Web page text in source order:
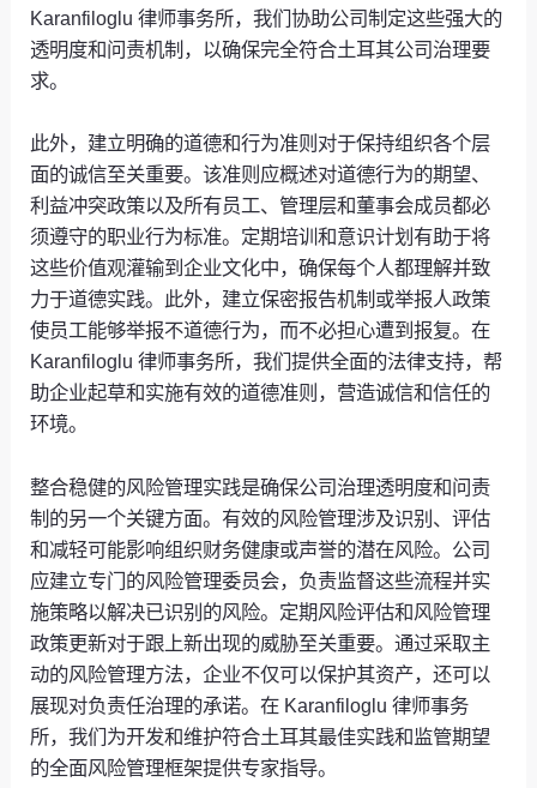
Karanfiloglu 律师事务所，我们协助公司制定这些强大的
透明度和问责机制，以确保完全符合土耳其公司治理要
求。
此外，建立明确的道德和行为准则对于保持组织各个层
面的诚信至关重要。该准则应概述对道德行为的期望、
利益冲突政策以及所有员工、管理层和董事会成员都必
须遵守的职业行为标准。定期培训和意识计划有助于将
这些价值观灌输到企业文化中，确保每个人都理解并致
力于道德实践。此外，建立保密报告机制或举报人政策
使员工能够举报不道德行为，而不必担心遭到报复。在
Karanfiloglu 律师事务所，我们提供全面的法律支持，帮
助企业起草和实施有效的道德准则，营造诚信和信任的
环境。
整合稳健的风险管理实践是确保公司治理透明度和问责
制的另一个关键方面。有效的风险管理涉及识别、评估
和减轻可能影响组织财务健康或声誉的潜在风险。公司
应建立专门的风险管理委员会，负责监督这些流程并实
施策略以解决已识别的风险。定期风险评估和风险管理
政策更新对于跟上新出现的威胁至关重要。通过采取主
动的风险管理方法，企业不仅可以保护其资产，还可以
展现对负责任治理的承诺。在 Karanfiloglu 律师事务
所，我们为开发和维护符合土耳其最佳实践和监管期望
的全面风险管理框架提供专家指导。